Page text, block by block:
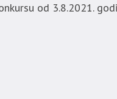
od 3.8.2021.